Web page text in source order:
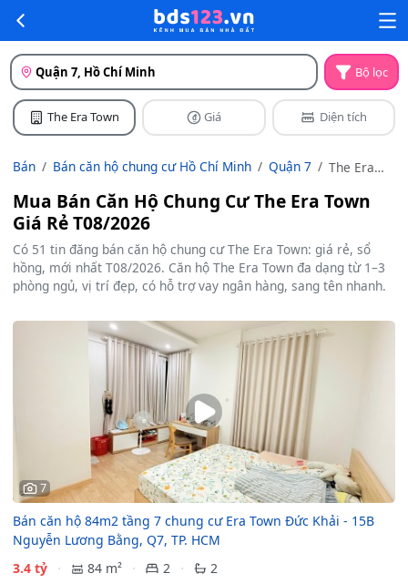
Quận 7, Hồ Chí Minh Bộ lọc
The Era Town Giá Diện tích
Bán Bán căn hộ chung cư Hồ Chí Minh Quận 7
The Era
Mua Bán Căn Hộ Chung Cư The Era Town
Giá Rẻ T08/2026
Có 51 tin đăng bán căn hộ chung cư The Era Town: giá rẻ, sổ
hồng, mới nhất T08/2026. Căn hộ The Era Town đa dạng từ 1–3
phòng ngủ, vị trí đẹp, có hỗ trợ vay ngân hàng, sang tên nhanh.
7
Bán căn hộ 84m2 tầng 7 chung cư Era Town Đức Khải - 15B
Nguyễn Lương Bằng, Q7, TP. HCM
3.4 tỷ
84 m² 2
2